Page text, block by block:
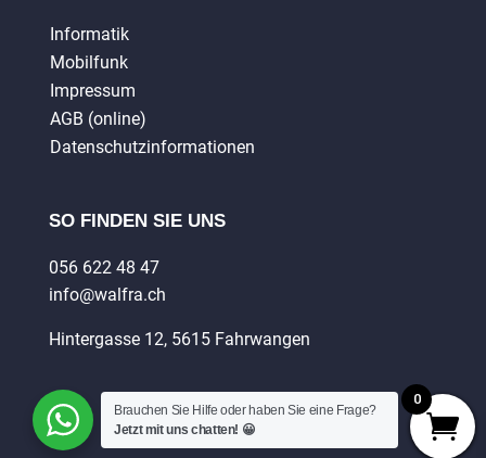
Informatik
Mobilfunk
Impressum
AGB (online)
Datenschutzinformationen
SO FINDEN SIE UNS
056 622 48 47
info@walfra.ch
Hintergasse 12, 5615 Fahrwangen
Brauchen Sie Hilfe oder haben Sie eine Frage?
Jetzt mit uns chatten! 😀
0